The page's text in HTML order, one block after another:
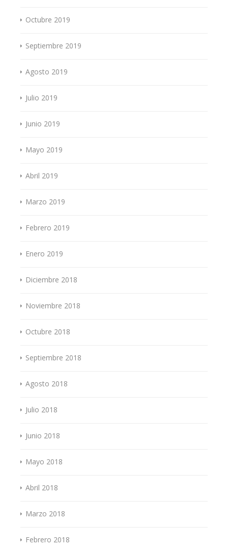
Octubre 2019
Septiembre 2019
Agosto 2019
Julio 2019
Junio 2019
Mayo 2019
Abril 2019
Marzo 2019
Febrero 2019
Enero 2019
Diciembre 2018
Noviembre 2018
Octubre 2018
Septiembre 2018
Agosto 2018
Julio 2018
Junio 2018
Mayo 2018
Abril 2018
Marzo 2018
Febrero 2018